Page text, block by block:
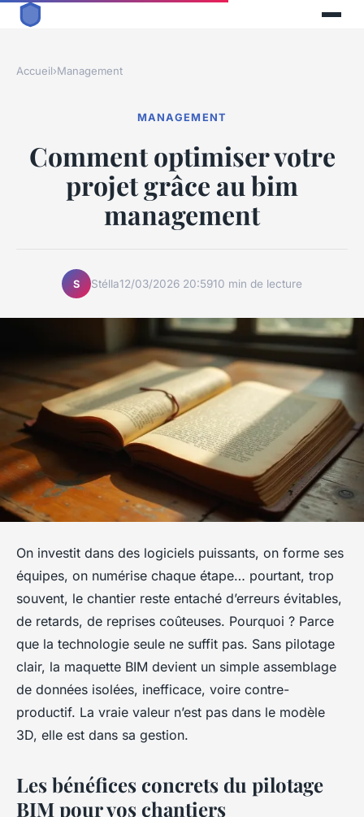
Accueil›Management
MANAGEMENT
Comment optimiser votre
projet grâce au bim
management
S Stélla12/03/2026 20:5910 min de lecture
On investit dans des logiciels puissants, on forme ses
équipes, on numérise chaque étape… pourtant, trop
souvent, le chantier reste entaché d’erreurs évitables,
de retards, de reprises coûteuses. Pourquoi ? Parce
que la technologie seule ne suffit pas. Sans pilotage
clair, la maquette BIM devient un simple assemblage
de données isolées, inefficace, voire contre-
productif. La vraie valeur n’est pas dans le modèle
3D, elle est dans sa gestion.
Les bénéfices concrets du pilotage
BIM pour vos chantiers